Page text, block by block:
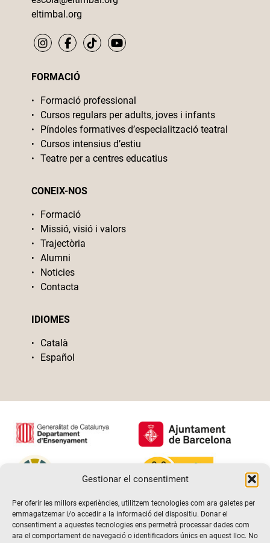
Gestionar el consentiment
Per oferir les millors experiències, utilitzem tecnologies com ara galetes per
emmagatzemar i/o accedir a la informació del dispositiu. Donar el
consentiment a aquestes tecnologies ens permetrà processar dades com
ara el comportament de navegació o identificadors únics en aquest lloc. No
eltimbal.org
FORMACIÓ
Formació professional
Cursos regulars per adults, joves i infants
Píndoles formatives d’especialització teatral
Cursos intensius d’estiu
Teatre per a centres educatius
CONEIX-NOS
Formació
Missió, visió i valors
Trajectòria
Alumni
Noticies
Contacta
IDIOMES
Català
Español